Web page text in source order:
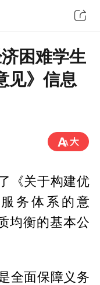
困难学生
见》信息
《关于构建优
务体系的意
均衡的基本公
全面保障义务